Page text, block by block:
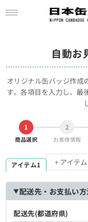
自動お
オリジナル缶バッジ作成
す。各項目を入力し、最
1
商品選択
2
お客様情報
アイテム1 + アイテ
配送先・お支払い
配送先(都道府県)